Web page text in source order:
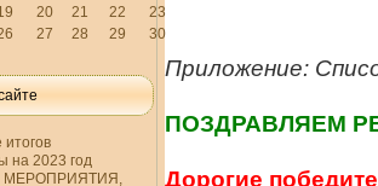
20 21 22
23
27 28 29
30
на 2023 год
Приложение:
ПОЗДРАВЛЯЕМ
Дорогие